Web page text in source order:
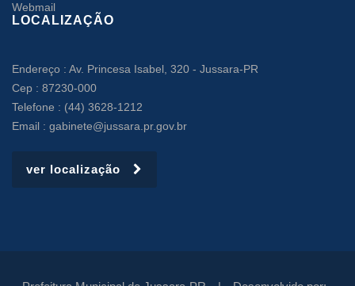
Webmail
LOCALIZAÇÃO
Endereço : Av. Princesa Isabel, 320 - Jussara-PR
Cep : 87230-000
Telefone : (44) 3628-1212
Email : gabinete@jussara.pr.gov.br
ver localização